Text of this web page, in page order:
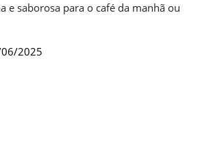
e saborosa para o café da manhã ou
2025